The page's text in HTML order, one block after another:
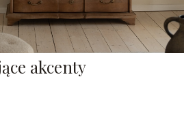
akcenty